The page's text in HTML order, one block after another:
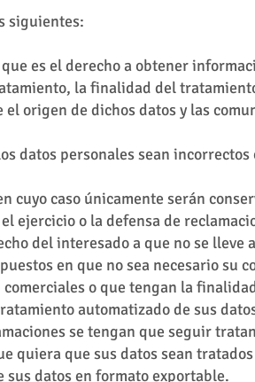
siguientes:
es el derecho a obtener
la finalidad del
origen de dichos datos y las
datos personales sean incorrectos
cuyo caso únicamente serán
ejercicio o la defensa de
del interesado a que no se lleve
en que no sea necesario su
o que tengan la
automatizado de sus
se tengan que seguir
quiera que sus datos sean
datos en formato exportable.